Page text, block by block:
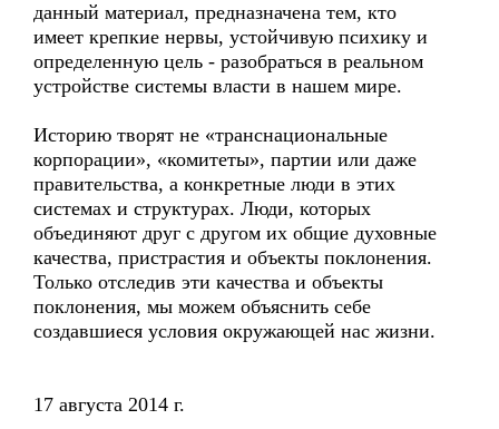
данный материал, предназначена тем, кто
имеет крепкие нервы, устойчивую психику и
определенную цель - разобраться в реальном
устройстве системы власти в нашем мире.
Историю творят не «транснациональные
корпорации», «комитеты», партии или даже
правительства, а конкретные люди в этих
системах и структурах. Люди, которых
объединяют друг с другом их общие духовные
качества, пристрастия и объекты поклонения.
Только отследив эти качества и объекты
поклонения, мы можем объяснить себе
создавшиеся условия окружающей нас жизни.
17 августа 2014 г.